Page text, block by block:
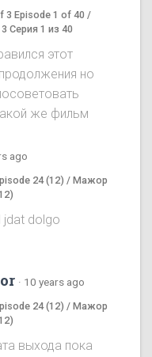
3 Episode 1 of 40 /
Серия 1 из 40
этот
но
же фильм
ago
24 (12) / Мажор
jdat dolgo
· 10 years ago
24 (12) / Мажор
выхода пока